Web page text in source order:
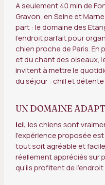
A seulement 40 min de
Gravon, en Seine et
part : le domaine des
l’endroit parfait pour
chien proche de Paris. En
et du chant des oiseaux,
invitent à mettre le
du séjour : chill et détente
UN DOMAINE
Ici, les chiens sont
l’expérience proposée
tout soit agréable et
réellement appréciés sur
qu’ils profitent de